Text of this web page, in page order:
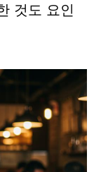
것도 요인